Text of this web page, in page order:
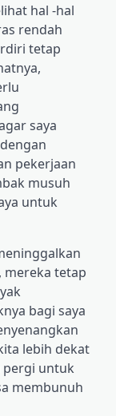
hal -hal
rendah
tetap
saya
pekerjaan
musuh
untuk
mereka tetap
bagi saya
lebih dekat
pergi untuk
membunuh